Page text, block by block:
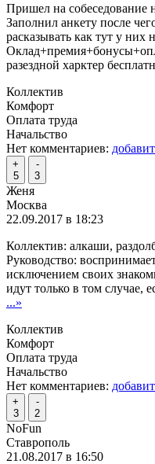
Пришел на собеседование
Заполнил анкету после
расказывать как тут у них
разездной харктер
Коллектив
Комфорт
Оплата труда
Начальство
Нет комментариев:
+
5
-
3
Женя
Москва
22.09.2017 в 18:23
Коллектив: алкаши,
Руководство:
исключением своих
идут только в том случае,
...»
Коллектив
Комфорт
Оплата труда
Начальство
Нет комментариев:
+
3
-
2
NoFun
Ставрополь
21.08.2017 в 16:50